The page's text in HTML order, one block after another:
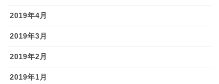
2019年4月
2019年3月
2019年2月
2019年1月